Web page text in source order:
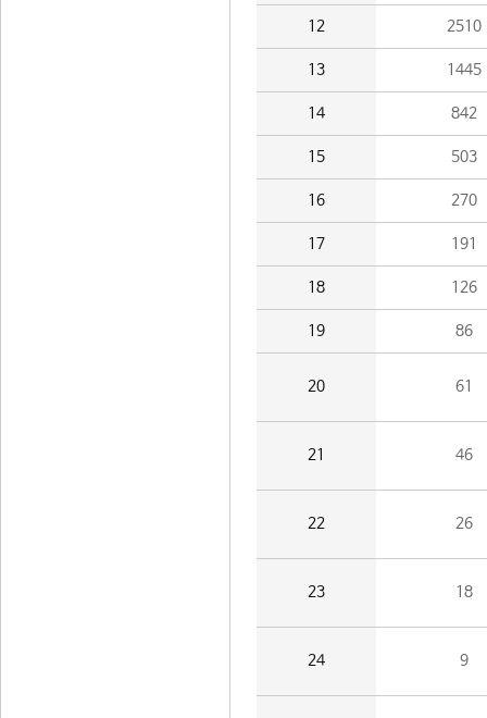
12 2510
13 1445
14 842
15 503
16 270
17 191
18 126
19 86
20 61
21 46
22 26
23 18
24 9